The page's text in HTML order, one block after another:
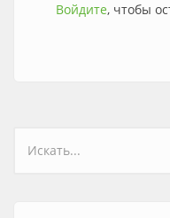
Войдите, чтобы
Форма поиска